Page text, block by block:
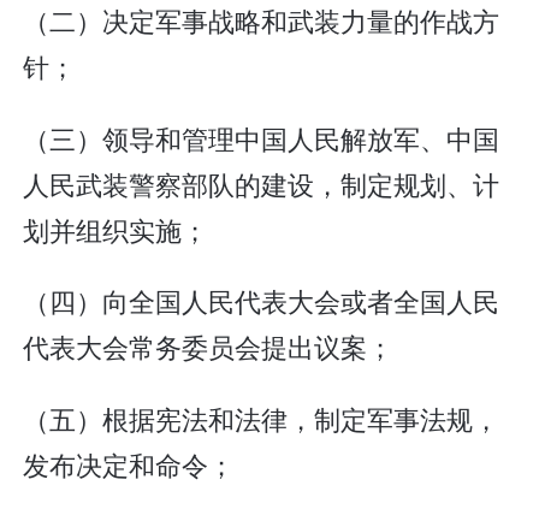
（二）决定军事战略和武装力量的作战方
针；
（三）领导和管理中国人民解放军、中国
人民武装警察部队的建设，制定规划、计
划并组织实施；
（四）向全国人民代表大会或者全国人民
代表大会常务委员会提出议案；
（五）根据宪法和法律，制定军事法规，
发布决定和命令；